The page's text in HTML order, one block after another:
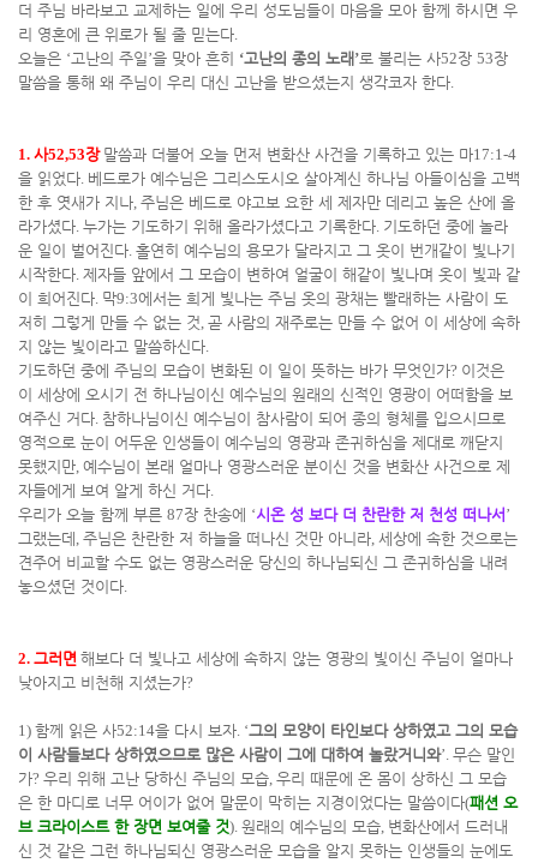
더 주님 바라보고 교제하는 일에 우리 성도님들이 마음을 모아 함께 하시면 우
리 영혼에 큰 위로가 될 줄 믿는다.
오늘은 ‘고난의 주일’을 맞아 흔히 ‘고난의 종의 노래 ’로 불리는 사52장 53장
말씀을 통해 왜 주님이 우리 대신 고난을 받으셨는지 생각코자 한다.
1. 사52,53장 말씀과 더불어 오늘 먼저 변화산 사건을 기록하고 있는 마17:1-4
을 읽었다. 베드로가 예수님은 그리스도시오 살아계신 하나님 아들이심을 고백
한 후 엿새가 지나, 주님은 베드로 야고보 요한 세 제자만 데리고 높은 산에 올
라가셨다. 누가는 기도하기 위해 올라가셨다고 기록한다. 기도하던 중에 놀라
운 일이 벌어진다. 홀연히 예수님의 용모가 달라지고 그 옷이 번개같이 빛나기
시작한다. 제자들 앞에서 그 모습이 변하여 얼굴이 해같이 빛나며 옷이 빛과 같
이 희어진다. 막9:3에서는 희게 빛나는 주님 옷의 광채는 빨래하는 사람이 도
저히 그렇게 만들 수 없는 것, 곧 사람의 재주로는 만들 수 없어 이 세상에 속하
지 않는 빛이라고 말씀하신다.
기도하던 중에 주님의 모습이 변화된 이 일이 뜻하는 바가 무엇인가? 이것은
이 세상에 오시기 전 하나님이신 예수님의 원래의 신적인 영광이 어떠함을 보
여주신 거다. 참하나님이신 예수님이 참사람이 되어 종의 형체를 입으시므로
영적으로 눈이 어두운 인생들이 예수님의 영광과 존귀하심을 제대로 깨닫지
못했지만, 예수님이 본래 얼마나 영광스러운 분이신 것을 변화산 사건으로 제
자들에게 보여 알게 하신 거다.
우리가 오늘 함께 부른 87장 찬송에 ‘시온 성 보다 더 찬란한 저 천성 떠나서 ’
그랬는데 , 주님은 찬란한 저 하늘을 떠나신 것만 아니라, 세상에 속한 것으로는
견주어 비교할 수도 없는 영광스러운 당신의 하나님되신 그 존귀하심을 내려
놓으셨던 것이다.
2. 그러면 해보다 더 빛나고 세상에 속하지 않는 영광의 빛이신 주님이 얼마나
낮아지고 비천해 지셨는가?
1) 함께 읽은 사52:14을 다시 보자. ‘그의 모양이 타인보다 상하였고 그의 모습
이 사람들보다 상하였으므로 많은 사람이 그에 대하여 놀랐거니와’. 무슨 말인
가? 우리 위해 고난 당하신 주님의 모습, 우리 때문에 온 몸이 상하신 그 모습
은 한 마디로 너무 어이가 없어 말문이 막히는 지경이었다는 말씀이다(패션 오
브 크라이스트 한 장면 보여줄 것). 원래의 예수님의 모습, 변화산에서 드러내
신 것 같은 그런 하나님되신 영광스러운 모습을 알지 못하는 인생들의 눈에도